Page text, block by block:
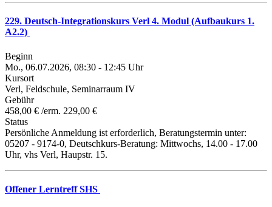
229. Deutsch-Integrationskurs Verl 4. Modul (Aufbaukurs 1.
A2.2)
Beginn
Mo., 06.07.2026, 08:30 - 12:45 Uhr
Kursort
Verl, Feldschule, Seminarraum IV
Gebühr
458,00 € /erm. 229,00 €
Status
Persönliche Anmeldung ist erforderlich, Beratungstermin unter:
05207 - 9174-0, Deutschkurs-Beratung: Mittwochs, 14.00 - 17.00
Uhr, vhs Verl, Haupstr. 15.
Offener Lerntreff SHS